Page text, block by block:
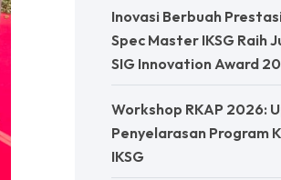
Inovasi Berbuah
Spec Master IKSG Raih
SIG Innovation Award
Workshop RKAP 2026:
Penyelarasan Program
IKSG